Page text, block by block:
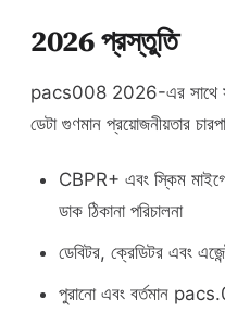
2026 প্রস্তুতি
pacs008 2026-এর সাথে
ডেটা গুণমান প্রয়োজনীয়তার
CBPR+ এবং স্কিম
ডাক ঠিকানা পরিচালনা
ডেবিটর, ক্রেডিটর এবং
পুরানো এবং বর্তমান